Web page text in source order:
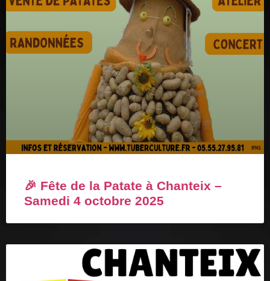
🎉 Fête de la Patate à Chanteix –
Samedi 4 octobre 2025